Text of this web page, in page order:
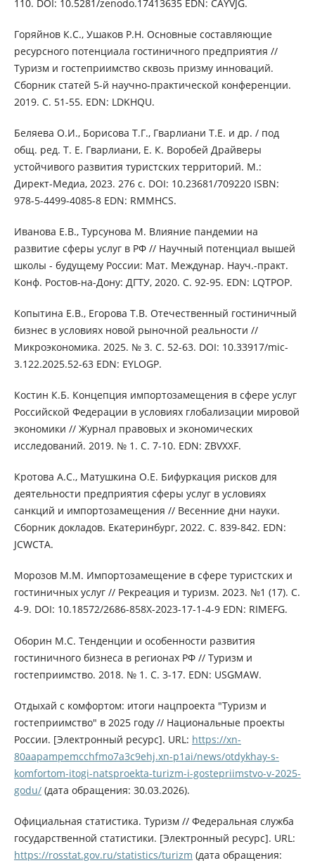
110. DOI: 10.5281/zenodo.17413635 EDN: CAYVJG.
Горяйнов К.С., Ушаков Р.Н. Основные составляющие
ресурсного потенциала гостиничного предприятия //
Туризм и гостеприимство сквозь призму инноваций.
Сборник статей 5-й научно-практической конференции.
2019. С. 51-55. EDN: LDKHQU.
Беляева О.И., Борисова Т.Г., Гварлиани Т.Е. и др. / под
общ. ред. Т. Е. Гварлиани, Е. К. Воробей Драйверы
устойчивого развития туристских территорий. М.:
Директ-Медиа, 2023. 276 с. DOI: 10.23681/709220 ISBN:
978-5-4499-4085-8 EDN: RMMHCS.
Иванова Е.В., Турсунова М. Влияние пандемии на
развитие сферы услуг в РФ // Научный потенциал вышей
школы - будущему России: Мат. Междунар. Науч.-практ.
Конф. Ростов-на-Дону: ДГТУ, 2020. С. 92-95. EDN: LQTPOP.
Копытина Е.В., Егорова Т.В. Отечественный гостиничный
бизнес в условиях новой рыночной реальности //
Микроэкономика. 2025. № 3. С. 52-63. DOI: 10.33917/mic-
3.122.2025.52-63 EDN: EYLOGP.
Костин К.Б. Концепция импортозамещения в сфере услуг
Российской Федерации в условиях глобализации мировой
экономики // Журнал правовых и экономических
исследований. 2019. № 1. С. 7-10. EDN: ZBVXXF.
Кротова А.С., Матушкина О.Е. Бифуркация рисков для
деятельности предприятия сферы услуг в условиях
санкций и импортозамещения // Весенние дни науки.
Сборник докладов. Екатеринбург, 2022. С. 839-842. EDN:
JCWCTA.
Морозов М.М. Импортозамещение в сфере туристских и
гостиничных услуг // Рекреация и туризм. 2023. №1 (17). С.
4-9. DOI: 10.18572/2686-858X-2023-17-1-4-9 EDN: RIMEFG.
Оборин М.С. Тенденции и особенности развития
гостиничного бизнеса в регионах РФ // Туризм и
гостеприимство. 2018. № 1. С. 3-17. EDN: USGMAW.
Отдыхай с комфортом: итоги нацпроекта "Туризм и
гостеприимство" в 2025 году // Национальные проекты
России. [Электронный ресурс]. URL: https://xn-
80aapampemcchfmo7a3c9ehj.xn-p1ai/news/otdykhay-s-
komfortom-itogi-natsproekta-turizm-i-gostepriimstvo-v-2025-
godu/(дата обращения: 30.03.2026).
Официальная статистика. Туризм // Федеральная служба
государственной статистики. [Электронный ресурс]. URL:
https://rosstat.gov.ru/statistics/turizm (дата обращения: